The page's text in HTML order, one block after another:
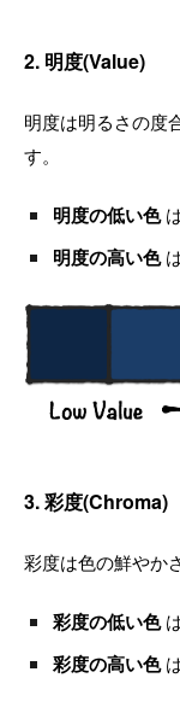
2. 明度(Value)
明度は明るさの度
す。
明度の低い色
明度の高い色
3. 彩度(Chroma)
彩度は色の鮮やか
彩度の低い色
彩度の高い色